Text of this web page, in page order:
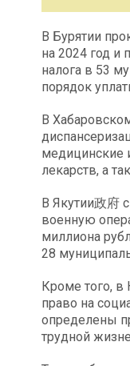
В Бурятии
на 2024 год и
налога в 53
порядок
В
медицинские
лекарств, а
В Якутии政府
военную
миллиона
28
Кроме того, в
право на
определены
трудной